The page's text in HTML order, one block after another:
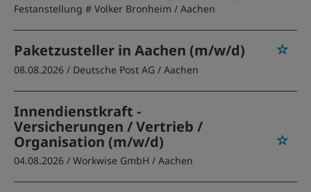
Festanstellung # Volker Bronheim / Aachen
Paketzusteller in Aachen (m/w/d)
08.08.2026 / Deutsche Post AG / Aachen
Innendienstkraft -
Versicherungen / Vertrieb /
Organisation (m/w/d)
04.08.2026 / Workwise GmbH / Aachen